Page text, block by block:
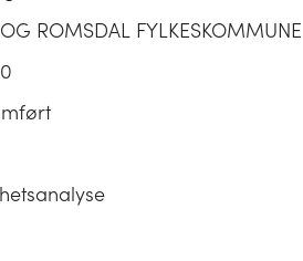
ROMSDAL FYLKESKOMMUNE